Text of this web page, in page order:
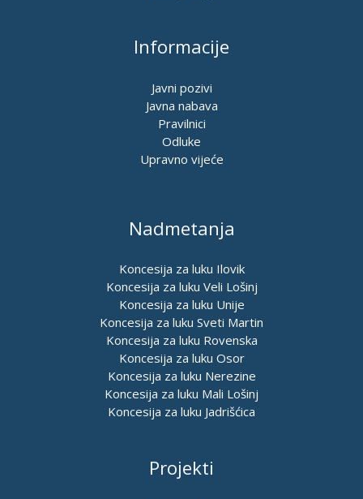
Informacije
Javni pozivi
Javna nabava
Pravilnici
Odluke
Upravno vijeće
Nadmetanja
Koncesija za luku Ilovik
Koncesija za luku Veli Lošinj
Koncesija za luku Unije
Koncesija za luku Sveti Martin
Koncesija za luku Rovenska
Koncesija za luku Osor
Koncesija za luku Nerezine
Koncesija za luku Mali Lošinj
Koncesija za luku Jadrišćica
Projekti